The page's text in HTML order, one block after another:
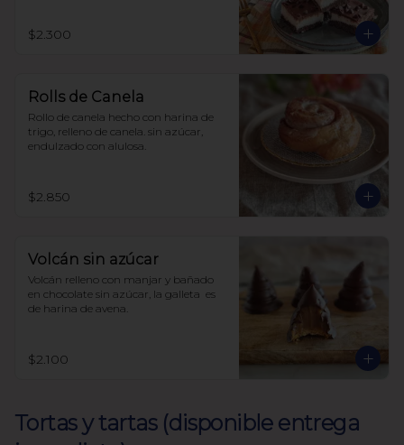
sin soya
con harina de avena
$2.300
Rolls de Canela
Rollo de canela hecho con harina de
trigo, relleno de canela. sin azúcar,
endulzado con alulosa.
$2.850
Volcán sin azúcar
Volcán relleno con manjar y bañado
en chocolate sin azúcar, la galleta  es
de harina de avena.
$2.100
Tortas y tartas (disponible entrega